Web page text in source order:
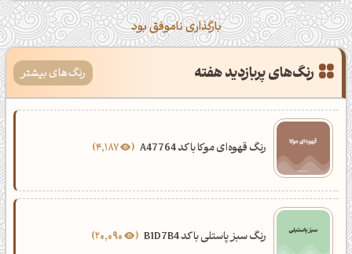
بارگذاری ناموفق بود
رنگ‌های پربازدید هفته رنگ‌های بیشتر
رنگ قهوه‌ای موکا با کد A47764 4,187
رنگ سبز پاستلی با کد B1D7B4